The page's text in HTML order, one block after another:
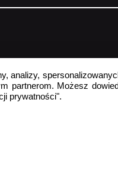
danych
analizy,
partnerom. Możesz
prywatności".